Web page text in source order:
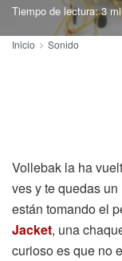
Tiempo de lectura: 3
Inicio Sonido
Vollebak la ha
ves y te quedas
están tomando el
Jacket, una
curioso es que no